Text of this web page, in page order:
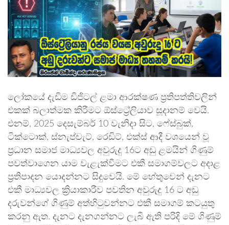
ලෝකයේ දැඩිම ඩිජිටල් ළමා ආරක්ෂණ ප්‍රතිපත්තිවලින්
එකක් බලාත්මක කිරීමට ඕස්ට්‍රේලියාව සූදානම් වෙයි.
එනම්, 2025 දෙසැම්බර් 10 වැනිදා සිට, ෆේස්බුක්,
ටික්ටොක්, ස්නැප්චැට්, රෙඩිට්, එක්ස් ආදී වශයෙන් වූ
ප්‍රධාන සමාජ මාධ්‍යවල අවුරුදු 16ට අඩු ළමයින් ගිණුම්
පවත්වාගෙන යාම වැළැක්වීමට එකී සමාගම්වලට අදාළ
ප්‍රතිපාදන යොදන්නට සිදුවෙයි. මේ හේතුවෙන් දැනට
එකී මාධ්‍යවල ක්‍රියාකාරීව පවතින අවුරුදු 16 ට අඩු
දරුවන්ගේ ගිණුම් අත්හිටුවන්නට එකී සමාගම් කටයුතු
කරනු ඇත. දැනට දැනගන්නට ලැබී ඇති පරිදි මේ ගිණුම්